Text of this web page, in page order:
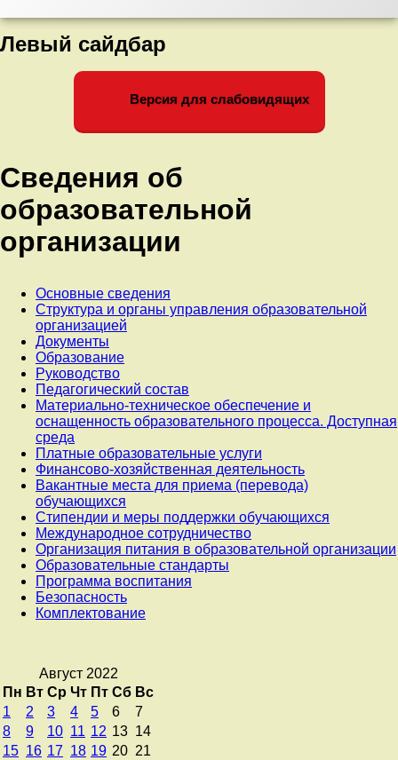
Левый сайдбар
Версия для слабовидящих
Сведения об
образовательной
организации
Основные сведения
Структура и органы управления образовательной
организацией
Документы
Образование
Руководство
Педагогический состав
Материально-техническое обеспечение и
оснащенность образовательного процесса. Доступная
среда
Платные образовательные услуги
Финансово-хозяйственная деятельность
Вакантные места для приема (перевода)
обучающихся
Стипендии и меры поддержки обучающихся
Международное сотрудничество
Организация питания в образовательной организации
Образовательные стандарты
Программа воспитания
Безопасность
Комплектование
Август 2022
Пн Вт Ср Чт Пт Сб Вс
1
2 3 4 5 6
7
8
9 10 11 12 13 14
15 16 17 18 19 20 21